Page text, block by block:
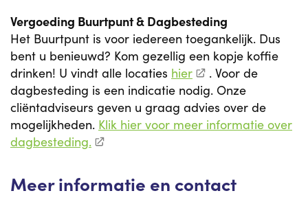
Vergoeding Buurtpunt & Dagbesteding
Het Buurtpunt is voor iedereen toegankelijk. Dus
bent u benieuwd? Kom gezellig een kopje koffie
drinken! U vindt alle locaties hier
. Voor de
dagbesteding is een indicatie nodig. Onze
cliëntadviseurs geven u graag advies over de
mogelijkheden. Klik hier voor meer informatie over
dagbesteding.
Meer informatie en contact